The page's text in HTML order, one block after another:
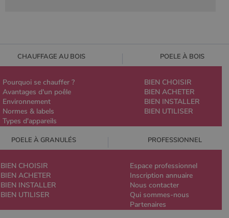
CHAUFFAGE AU BOIS POELE À BOIS
Pourquoi se chauffer ?
Avantages d'un poêle
Environnement
Normes & labels
Types d'appareils
BIEN CHOISIR
BIEN ACHETER
BIEN INSTALLER
BIEN UTILISER
POELE À GRANULÉS PROFESSIONNEL
BIEN CHOISIR
BIEN ACHETER
BIEN INSTALLER
BIEN UTILISER
Espace professionnel
Inscription annuaire
Nous contacter
Qui sommes-nous
Partenaires